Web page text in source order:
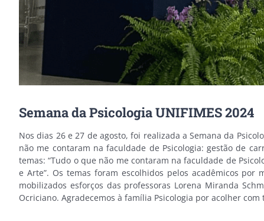
Semana da Psicologia UNIFIMES 2024
Nos dias 26 e 27 de agosto, foi realizada a Semana da
não me contaram na faculdade de Psicologia: gestão de
temas: “Tudo o que não me contaram na faculdade de
e Arte”. Os temas foram escolhidos pelos acadêmicos
mobilizados esforços das professoras Lorena Miranda
Ocriciano. Agradecemos à família Psicologia por acolher